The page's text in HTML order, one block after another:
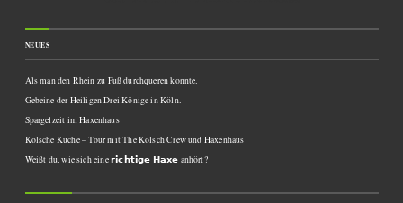
NEUES
Als man den Rhein zu Fuß durchqueren konnte.
Gebeine der Heiligen Drei Könige in Köln.
Spargelzeit im Haxenhaus
Kölsche Küche – Tour mit The Kölsch Crew und Haxenhaus
Weißt du, wie sich eine 𝗿𝗶𝗰𝗵𝘁𝗶𝗴𝗲 𝗛𝗮𝘅𝗲 anhört?